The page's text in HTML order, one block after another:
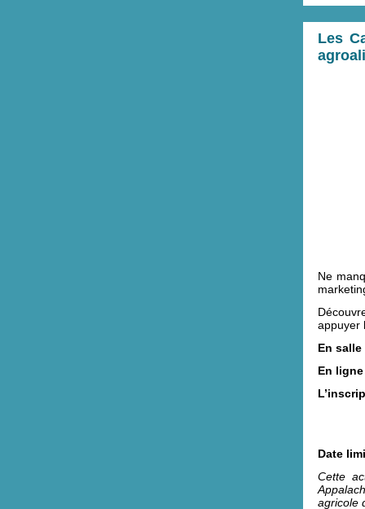
Les
Ne
appuyer
En salle
En
Date
Cette
agricole